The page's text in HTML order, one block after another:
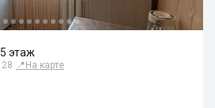
этаж
📍 На карте